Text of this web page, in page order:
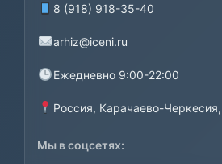
8 (918) 918-35-40
arhiz@iceni.ru
Ежедневно 9:00-22:00
Россия, Карачаево-
Мы в соцсетях: